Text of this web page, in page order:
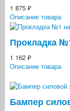
1 875 ₽
Описание товара
Прокладка
1 162 ₽
Описание товара
Бампер